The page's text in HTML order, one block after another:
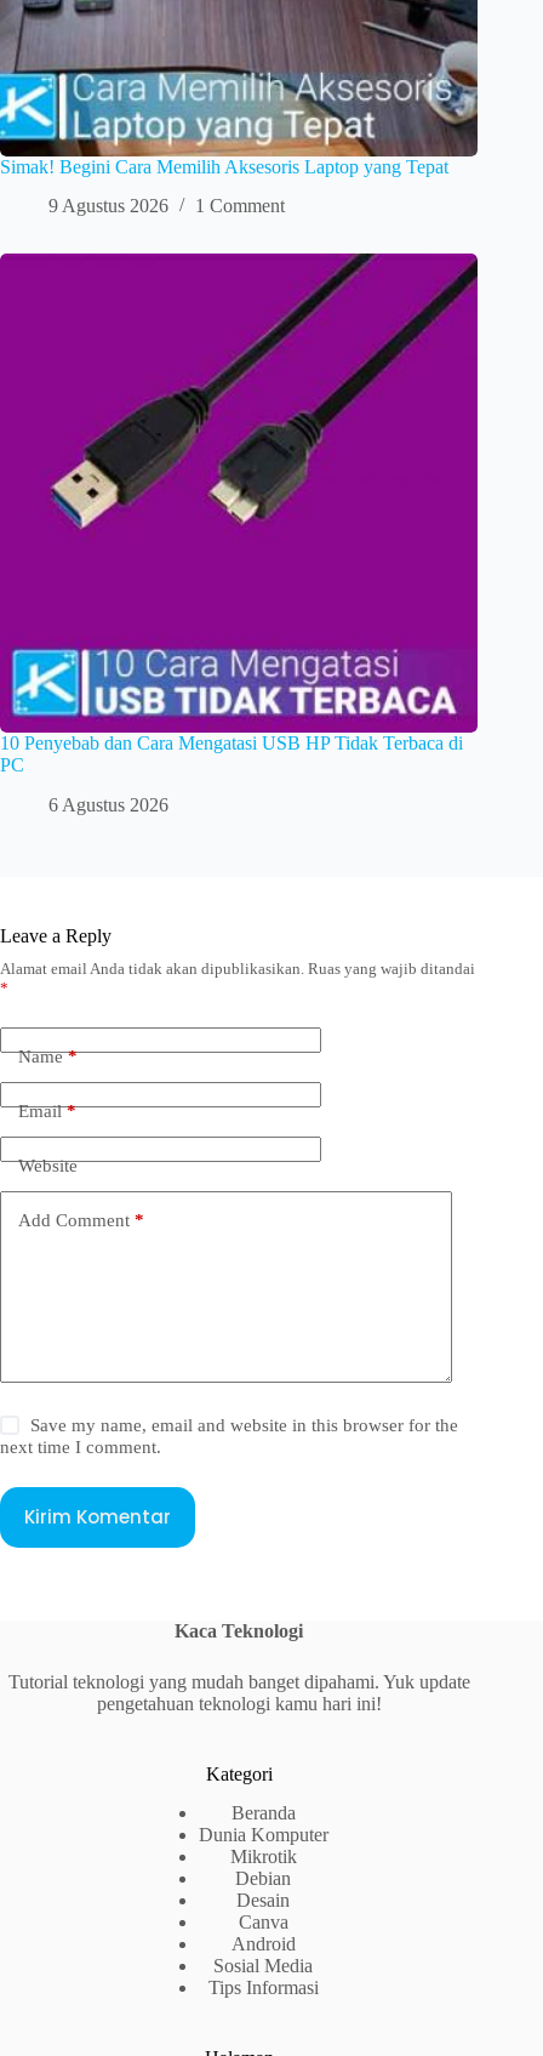
Simak! Begini Cara Memilih Aksesoris Laptop yang Tepat
9 Agustus 2026
1 Comment
10 Penyebab dan Cara Mengatasi USB HP Tidak Terbaca di
PC
6 Agustus 2026
Leave a Reply
Alamat email Anda tidak akan dipublikasikan. Ruas yang wajib ditandai
*
Name*
Email*
Website
Add Comment *
Save my name, email and website in this browser for the
next time I comment.
Kirim Komentar
Kaca Teknologi
Tutorial teknologi yang mudah banget dipahami. Yuk update
pengetahuan teknologi kamu hari ini!
Kategori
Beranda
Dunia Komputer
Mikrotik
Debian
Desain
Canva
Android
Sosial Media
Tips Informasi